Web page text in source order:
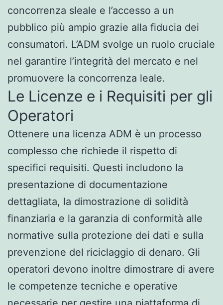
concorrenza sleale e l’accesso a un
pubblico più ampio grazie alla fiducia dei
consumatori. L’ADM svolge un ruolo cruciale
nel garantire l’integrità del mercato e nel
promuovere la concorrenza leale.
Le Licenze e i Requisiti per gli
Operatori
Ottenere una licenza ADM è un processo
complesso che richiede il rispetto di
specifici requisiti. Questi includono la
presentazione di documentazione
dettagliata, la dimostrazione di solidità
finanziaria e la garanzia di conformità alle
normative sulla protezione dei dati e sulla
prevenzione del riciclaggio di denaro. Gli
operatori devono inoltre dimostrare di avere
le competenze tecniche e operative